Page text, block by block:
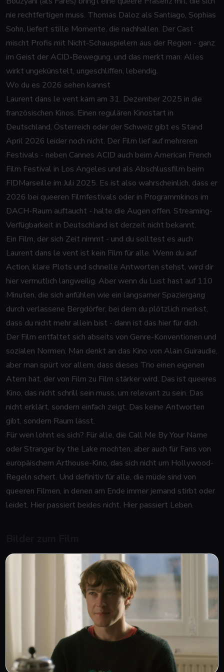
nie rechtfertigen muss. Thomas Daloz als Santiago, Sophias
Sohn, liefert stille Momente, die nachhallen. Der Cast
mischt Profis mit Nicht-Schauspielern aus der Region - ganz
im Geist der ACID-Bewegung, und das merkt man: Alles
wirkt ungekünstelt, ungeschliffen, lebendig.
Wo du es 2026 sehen kannst
Laurent dans le vent kam am 31. Dezember 2025 in die
französischen Kinos. Einen regulären Kinostart in
Deutschland, Österreich oder der Schweiz gibt es Stand
April 2026 leider noch nicht. Der Film lief auf mehreren
Festivals - neben Cannes ACID auch beim American French
Film Festival in Los Angeles und als Abschlussfilm beim
FIDMarseille im Juli 2025. Es ist also wahrscheinlich, dass er
2026 bei queeren Filmfestivals oder in Programmkinos im
DACH-Raum auftaucht - halte die Augen offen. Streaming-
Verfügbarkeit in Deutschland ist derzeit nicht bekannt.
Ein Film, der sich Zeit nimmt - und du solltest es auch
Laurent dans le vent ist kein Film für alle. Wenn du auf
Action, klare Plots und schnelle Antworten stehst, wird dir
hier vermutlich langweilig. Aber wenn du Lust hast auf 110
Minuten, die sich anfühlen wie ein langsamer Spaziergang
durch verlassene Bergdörfer, bei dem du plötzlich merkst,
dass du nicht mehr allein bist - dann ist das hier für dich.
Der Film entfaltet sich abseits von Genre-Konventionen und
sozialen Normen. Man denkt an das Kino von Alain Guiraudie,
aber man spürt vor allem, dass dieses Trio einen eigenen
Atem hat, der von Film zu Film stärker wird. Das ist queeres
Kino, das nicht schrill sein muss, um relevant zu sein. Das
nicht erklärt, sondern einfach zeigt. Das keine Antworten
gibt, sondern Raum lässt.
Für wen lohnt es sich? Für alle, die Call Me By Your Name
oder Stranger by the Lake mochten, aber auch für Fans von
europäischem Arthouse-Kino, das sich nicht um Hollywood-
Regeln schert. Und definitiv für alle, die müde sind von
queeren Filmen, in denen am Ende immer jemand stirbt oder
leidet. Hier passiert beides nicht. Hier passiert Leben.